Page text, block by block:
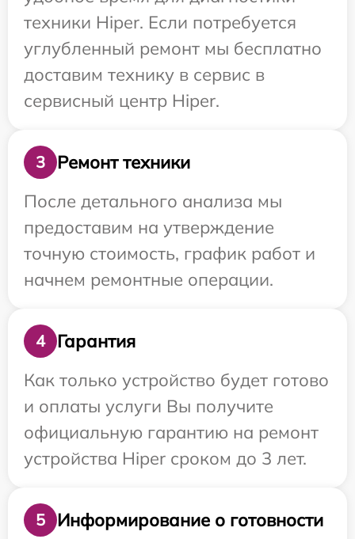
техники Hiper. Если потребуется
углубленный ремонт мы бесплатно
доставим технику в сервис в
сервисный центр Hiper.
3
Ремонт техники
После детального анализа мы
предоставим на утверждение
точную стоимость, график работ и
начнем ремонтные операции.
4
Гарантия
Как только устройство будет готово
и оплаты услуги Вы получите
официальную гарантию на ремонт
устройства Hiper сроком до 3 лет.
5
Информирование о готовности